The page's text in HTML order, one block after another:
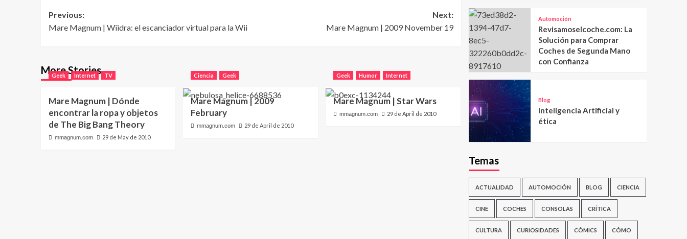
Post
navigation
Previous:
Mare Magnum | Wiidra: el escanciador virtual para la Wii
Next:
Mare Magnum | 2009 November 19
More Stories
Geek Internet TV
Mare Magnum | Dónde
encontrar la ropa y objetos
de The Big Bang Theory
mmagnum.com 29 de May de 2010
Ciencia Geek
Mare Magnum | 2009
February
mmagnum.com 29 de April de 2010
Geek Humor Internet
Mare Magnum | Star Wars
mmagnum.com 29 de April de 2010
Automoción
Revisamoselcoche.com: La
Solución para Comprar
Coches de Segunda Mano
con Confianza
Blog
Inteligencia Artificial y
ética
Temas
ACTUALIDAD AUTOMOCIÓN BLOG CIENCIA
CINE COCHES CONSOLAS CRÍTICA
CULTURA CURIOSIDADES CÓMICS CÓMO